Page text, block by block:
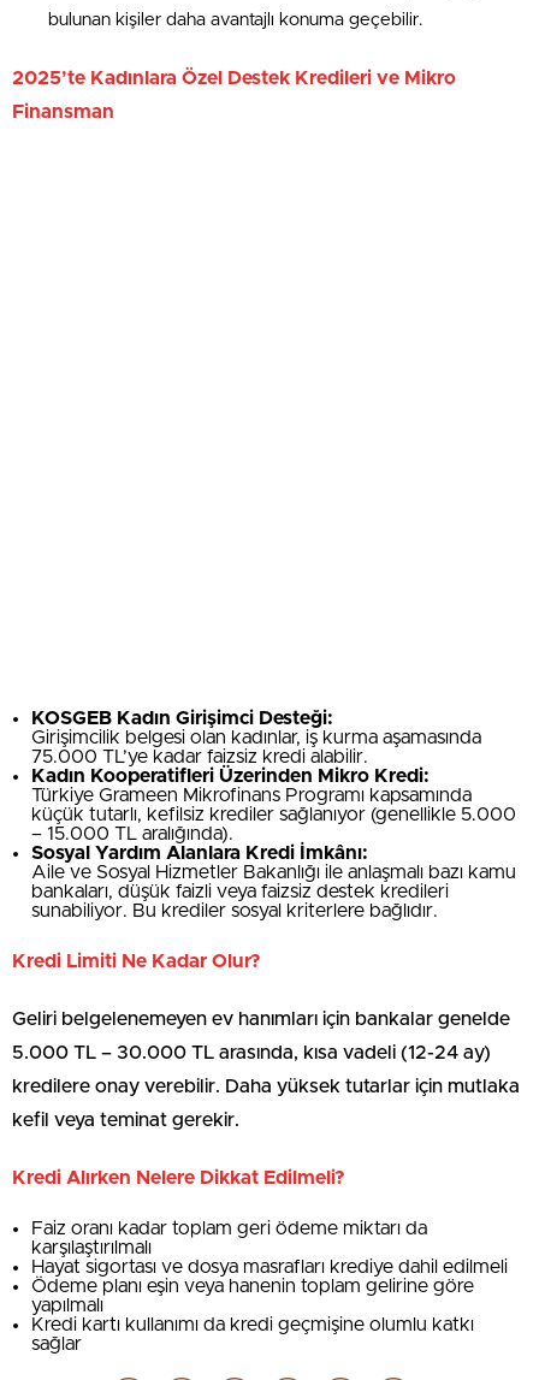
bulunan kişiler daha avantajlı konuma geçebilir.
2025’te Kadınlara Özel Destek Kredileri ve Mikro
Finansman
KOSGEB Kadın Girişimci Desteği:
Girişimcilik belgesi olan kadınlar, iş kurma aşamasında
75.000 TL’ye kadar faizsiz kredi alabilir.
Kadın Kooperatifleri Üzerinden Mikro Kredi:
Türkiye Grameen Mikrofinans Programı kapsamında
küçük tutarlı, kefilsiz krediler sağlanıyor (genellikle 5.000
– 15.000 TL aralığında).
Sosyal Yardım Alanlara Kredi İmkânı:
Aile ve Sosyal Hizmetler Bakanlığı ile anlaşmalı bazı kamu
bankaları, düşük faizli veya faizsiz destek kredileri
sunabiliyor. Bu krediler sosyal kriterlere bağlıdır.
Kredi Limiti Ne Kadar Olur?
Geliri belgelenemeyen ev hanımları için bankalar genelde
5.000 TL – 30.000 TL arasında, kısa vadeli (12-24 ay)
kredilere onay verebilir. Daha yüksek tutarlar için mutlaka
kefil veya teminat gerekir.
Kredi Alırken Nelere Dikkat Edilmeli?
Faiz oranı kadar toplam geri ödeme miktarı da
karşılaştırılmalı
Hayat sigortası ve dosya masrafları krediye dahil edilmeli
Ödeme planı eşin veya hanenin toplam gelirine göre
yapılmalı
Kredi kartı kullanımı da kredi geçmişine olumlu katkı
sağlar